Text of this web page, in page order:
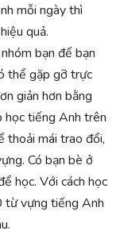
mỗi ngày thì
quả.
bạn để bạn
thể gặp gỡ trực
giản hơn bằng
học tiếng Anh trên
thoải mái trao đổi,
Có bạn bè ở
học. Với cách học
từ vựng tiếng Anh